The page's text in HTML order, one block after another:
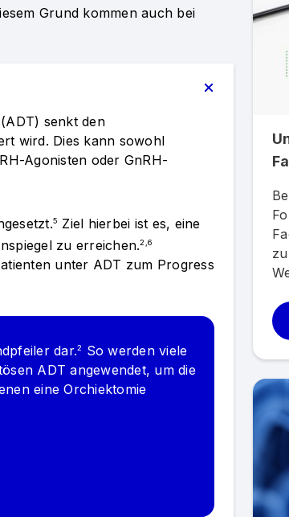
Grund kommen auch bei
senkt den
wird. Dies kann sowohl
Agonisten oder GnRH-
5
Ziel hierbei ist es, eine
zu erreichen.2,6
unter ADT zum Progress
dar.2
So werden viele
ADT angewendet, um die
eine Orchiektomie